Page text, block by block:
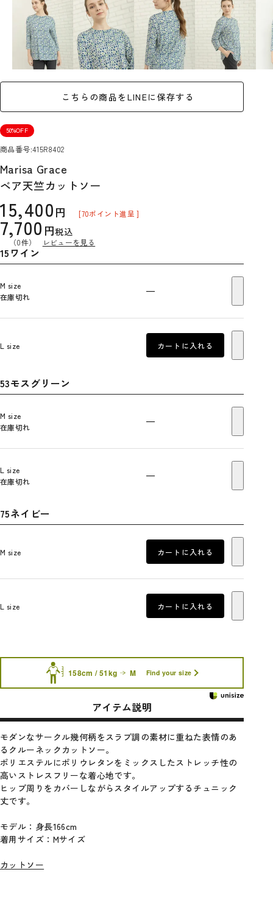
こちらの商品をLINEに保存する
50%OFF
商品番号 415R8402
Marisa Grace
ベア天竺カットソー
15,400
7,700 税込
[70ポイント進呈 ]
（0件） レビューを見る
15ワイン
M size
在庫切れ
—
L size カートに入れる
53モスグリーン
M size
在庫切れ
—
L size
在庫切れ
—
75ネイビー
M size カートに入れる
L size カートに入れる
158cm / 51kg M Find your size
アイテム説明
モダンなサークル幾何柄をスラブ調の素材に重ねた表情のあ
るクルーネックカットソー。
ポリエステルにポリウレタンをミックスしたストレッチ性の
高いストレスフリーな着心地です。
ヒップ周りをカバーしながらスタイルアップするチュニック
丈です。
モデル：身長166cm
着用サイズ：Mサイズ
カットソー